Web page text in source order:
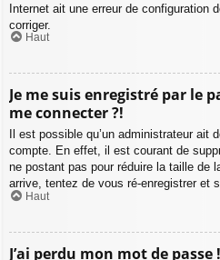
Internet ait une erreur de configuration
corriger.
Haut
Je me suis enregistré par le
me connecter ?!
Il est possible qu’un administrateur ait
compte. En effet, il est courant de
ne postant pas pour réduire la taille de
arrive, tentez de vous ré-enregistrer et
Haut
J’ai perdu mon mot de passe !